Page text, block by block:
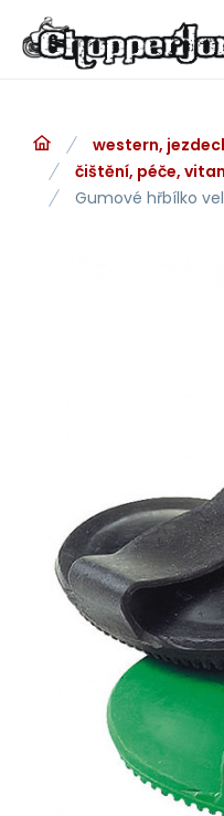
western,
čištění, péče,
Gumové hřbílko